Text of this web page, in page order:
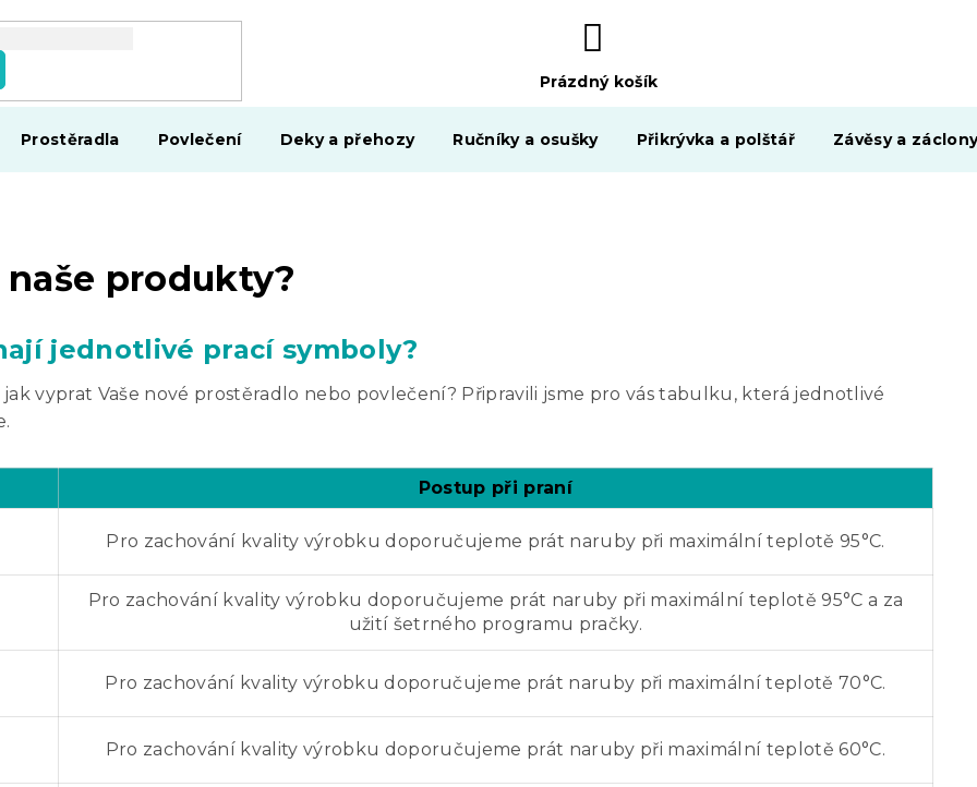
NÁKUPNÍ
KOŠÍK
Prázdný košík
Prostěradla Povlečení Deky a přehozy Ručníky a osušky Přikrývka a polštář Závěsy a
produkty?
jednotlivé prací symboly?
jak vyprat Vaše nové prostěradlo nebo povlečení? Připravili jsme pro vás tabulku, která jednotlivé
Postup při praní
Pro zachování kvality výrobku doporučujeme prát naruby při maximální teplotě 95°C.
Pro zachování kvality výrobku doporučujeme prát naruby při maximální teplotě 95°C a za
užití šetrného programu pračky.
Pro zachování kvality výrobku doporučujeme prát naruby při maximální teplotě 70°C.
Pro zachování kvality výrobku doporučujeme prát naruby při maximální teplotě 60°C.